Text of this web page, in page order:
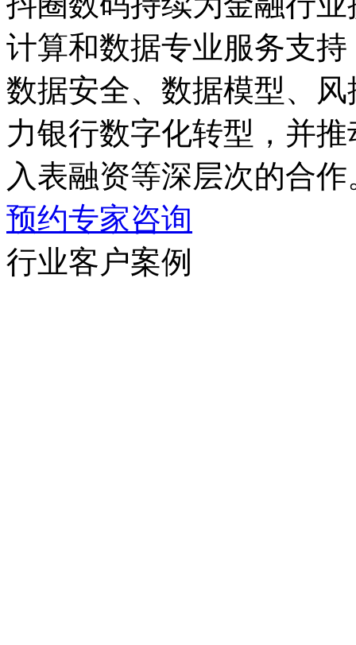
计算和数据专业服务支持
数据安全、数据模型、
力银行数字化转型，并
入表融资等深层次的合作
预约专家咨询
行业客户案例